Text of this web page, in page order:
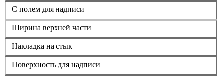
С полем для надписи
Ширина верхней части
Накладка на стык
Поверхность для надписи